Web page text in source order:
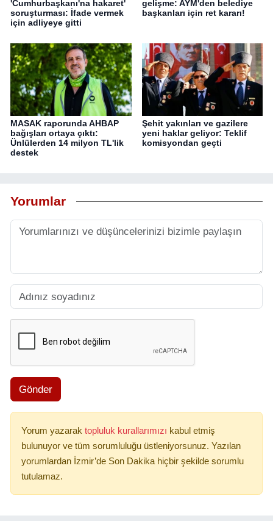
'Cumhurbaşkanı'na hakaret'
soruşturması: İfade vermek
için adliyeye gitti
gelişme: AYM'den belediye
başkanları için ret kararı!
MASAK raporunda AHBAP
bağışları ortaya çıktı:
Ünlülerden 14 milyon TL'lik
destek
Şehit yakınları ve gazilere
yeni haklar geliyor: Teklif
komisyondan geçti
Yorumlar
Gönder
Yorum yazarak topluluk kurallarımızı kabul etmiş
bulunuyor ve tüm sorumluluğu üstleniyorsunuz. Yazılan
yorumlardan İzmir’de Son Dakika hiçbir şekilde sorumlu
tutulamaz.